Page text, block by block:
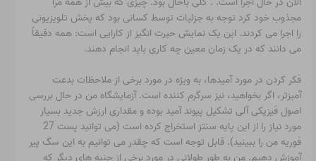
مجذوب خود کرد توجه به جزئیات توسط کسانی بود که پخش تلویزیونی
را اجرا می کردند. این یک نمایش حیرت انگیز از کارایی است: همه دقیقاً
می دانند که در یک زمان معین چه کاری باید انجام دهند.
فکر کردن در مورد آمیدها، به ویژه در مورد برخی از ملاحظات بدعت
آمیزتر، اگر بخواهید، نیز سرگرم کننده است. آزمایشگاه من در حال بررسی
اصول فیزیکی آلی تشکیل پیوند آمید بوده و مقداری ارزش جدید بسیار
مورد نیاز را از این پایه سنتز استخراج کرده است (می توانید پست 27
فوریه من را ببینید). قابل توجه است که چقدر می توانیم به این سگ پیر
آموزش دهیم. من به طور طولانی در مورد برخی از جنبه های دیگر که